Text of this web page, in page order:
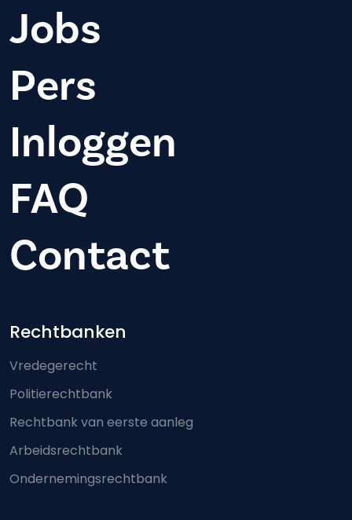
Jobs
Pers
Inloggen
FAQ
Contact
Footer-menu
Rechtbanken
Vredegerecht
Politierechtbank
Rechtbank van eerste aanleg
Arbeidsrechtbank
Ondernemingsrechtbank